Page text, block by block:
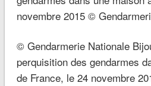
© Gendarmerie Nationale
perquisition des gendarmes
de France, le 24 novembre